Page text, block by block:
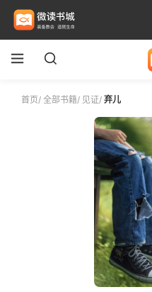
首页/ 全部书籍/ 见证/ 弃儿